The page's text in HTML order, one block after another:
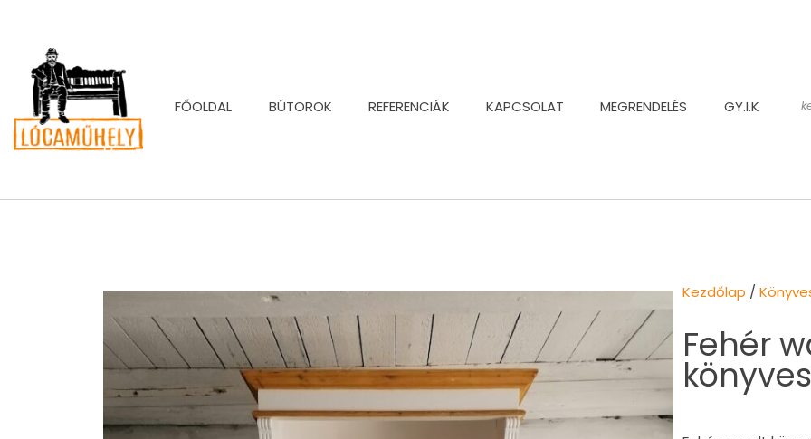
FŐOLDAL BÚTOROK REFERENCIÁK KAPCSOLAT MEGRENDELÉS GY.I.K
Kezdőlap /
Fehér